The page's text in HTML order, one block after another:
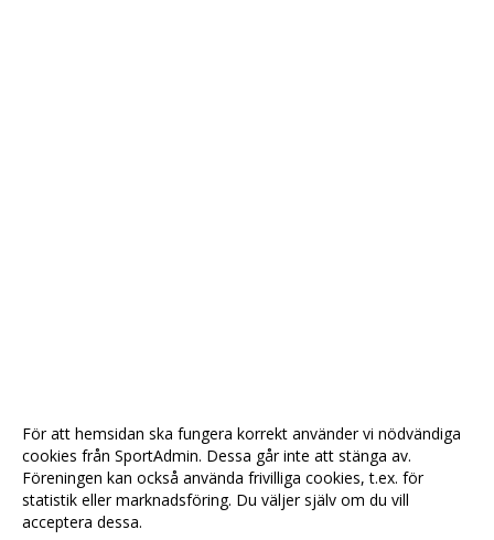
För att hemsidan ska fungera korrekt använder vi nödvändiga
cookies från SportAdmin. Dessa går inte att stänga av.
Föreningen kan också använda frivilliga cookies, t.ex. för
statistik eller marknadsföring. Du väljer själv om du vill
acceptera dessa.